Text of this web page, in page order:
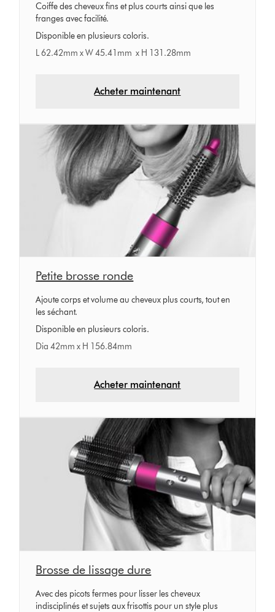
Coiffe des cheveux fins et plus courts ainsi que les
franges avec facilité.
Disponible en plusieurs coloris.
L 62.42mm x W 45.41mm x H 131.28mm
Acheter maintenant
Petite brosse ronde
Ajoute corps et volume au cheveux plus courts, tout en
les séchant.
Disponible en plusieurs coloris.
Dia 42mm x H 156.84mm
Acheter maintenant
Brosse de lissage dure
Avec des picots fermes pour lisser les cheveux
indisciplinés et sujets aux frisottis pour un style plus